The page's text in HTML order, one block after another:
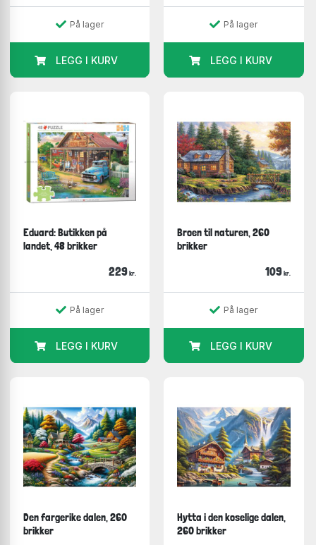
På lager
LEGG I KURV
På lager
LEGG I KURV
Eduard: Butikken på
landet, 48 brikker
229 kr.
På lager
LEGG I KURV
Broen til naturen, 260
brikker
109 kr.
På lager
LEGG I KURV
Den fargerike dalen, 260
brikker
Hytta i den koselige dalen,
260 brikker